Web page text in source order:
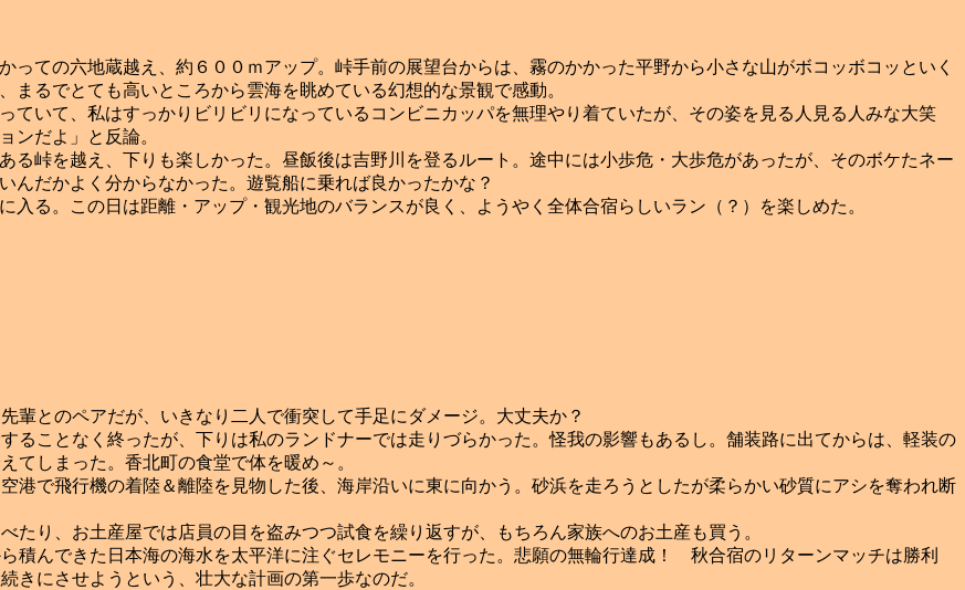
っての六地蔵越え、約６００ｍアップ。峠手前の展望台からは、霧のかかった平野から小さな山がボコッボコッといく
まるでとても高いところから雲海を眺めている幻想的な景観で感動。
ていて、私はすっかりビリビリになっているコンビニカッパを無理やり着ていたが、その姿を見る人見る人みな大笑
ンだよ」と反論。
る峠を越え、下りも楽しかった。昼飯後は吉野川を登るルート。途中には小歩危・大歩危があったが、そのボケたネー
んだかよく分からなかった。遊覧船に乗れば良かったかな？
入る。この日は距離・アップ・観光地のバランスが良く、ようやく全体合宿らしいラン（？）を楽しめた。
とのペアだが、いきなり二人で衝突して手足にダメージ。大丈夫か？
ことなく終ったが、下りは私のランドナーでは走りづらかった。怪我の影響もあるし。舗装路に出てからは、軽装の
てしまった。香北町の食堂で体を暖め～。
で飛行機の着陸＆離陸を見物した後、海岸沿いに東に向かう。砂浜を走ろうとしたが柔らかい砂質にアシを奪われ断
り、お土産屋では店員の目を盗みつつ試食を繰り返すが、もちろん家族へのお土産も買う。
積んできた日本海の海水を太平洋に注ぐセレモニーを行った。悲願の無輪行達成！ 秋合宿のリターンマッチは勝利
きにさせようという、壮大な計画の第一歩なのだ。